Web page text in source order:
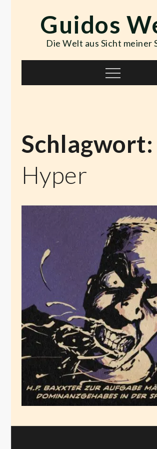
contentGuidos
Die Welt aus Sicht meiner
Menu
Schlagwort:
Hyper
Eiter-Eiter
Mai 11, 2021